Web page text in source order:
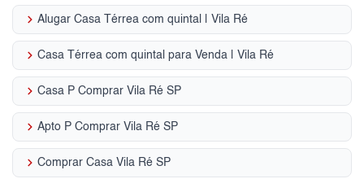
keyboard_arrow_right Alugar Casa Térrea com quintal | Vila Ré
keyboard_arrow_right Casa Térrea com quintal para Venda | Vila Ré
keyboard_arrow_right Casa P Comprar Vila Ré SP
keyboard_arrow_right Apto P Comprar Vila Ré SP
keyboard_arrow_right Comprar Casa Vila Ré SP